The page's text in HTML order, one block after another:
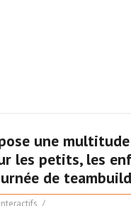
une
les petits, les
de